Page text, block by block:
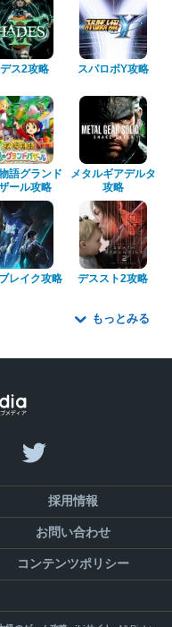
ス2攻略 スパロボY攻略
語グランド
ール攻略
メタルギアデルタ
攻略
レイク攻略 デススト2攻略
もっとみる
採用情報
お問い合わせ
コンテンツポリシー